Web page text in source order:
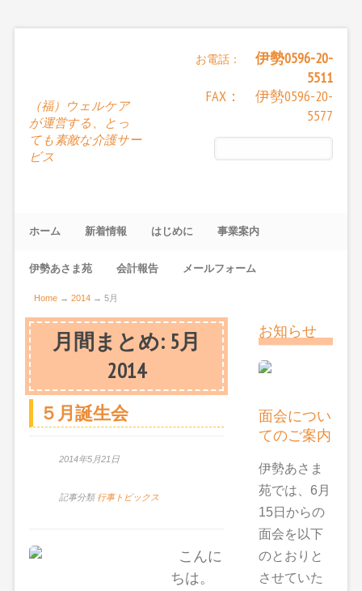
（福）ウェルケア
が運営する、とっ
ても素敵な介護サー
ビス
お電話：
伊勢0596-20-
5511
FAX： 伊勢0596-20-
5577
ホーム 新着情報 はじめに 事業案内
伊勢あさま苑 会計報告 メールフォーム
Home →2014 →5月
月間まとめ: 5月
2014
５月誕生会
2014年5月21日
記事分類 行事トピックス
こんに
ちは。
お知らせ
面会につい
てのご案内
伊勢あさま
苑では、6月
15日からの
面会を以下
のとおりと
させていた